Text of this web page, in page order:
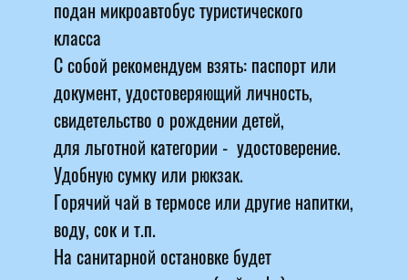
подан микроавтобус туристического
класса
С собой рекомендуем взять: паспорт или
документ, удостоверяющий личность,
свидетельство о рождении детей,
для льготной категории - удостоверение.
Удобную сумку или рюкзак.
Горячий чай в термосе или другие напитки,
воду, сок и т.п.
На санитарной остановке будет